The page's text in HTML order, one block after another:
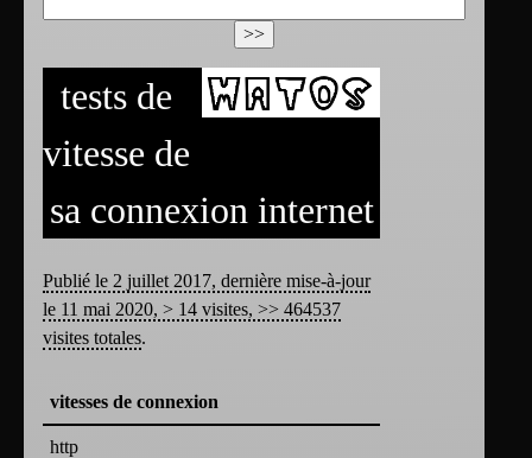
tests de
vitesse de
sa connexion internet
Publié le 2 juillet 2017, dernière mise-à-jour
le 11 mai 2020, > 14 visites, >> 464537
visites totales.
vitesses de connexion
http